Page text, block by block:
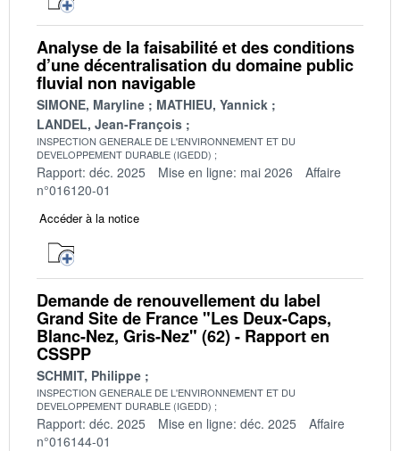
Analyse de la faisabilité et des conditions
d’une décentralisation du domaine public
fluvial non navigable
SIMONE, Maryline
MATHIEU, Yannick
LANDEL, Jean-François
INSPECTION GENERALE DE L'ENVIRONNEMENT ET DU
DEVELOPPEMENT DURABLE (IGEDD)
Rapport: déc. 2025 Mise en ligne: mai 2026
Affaire
n°016120-01
Accéder à la notice
Demande de renouvellement du label
Grand Site de France "Les Deux-Caps,
Blanc-Nez, Gris-Nez" (62) - Rapport en
CSSPP
SCHMIT, Philippe
INSPECTION GENERALE DE L'ENVIRONNEMENT ET DU
DEVELOPPEMENT DURABLE (IGEDD)
Rapport: déc. 2025 Mise en ligne: déc. 2025
Affaire
n°016144-01